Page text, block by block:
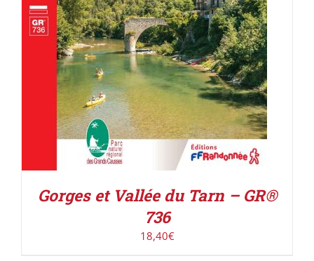
Gorges et Vallée du Tarn – GR®
736
18,40€